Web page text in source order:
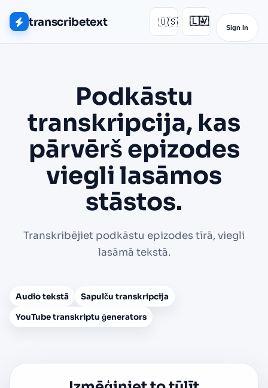
transcribetext 🇺🇸 🇱🇻
▾
Sign In
Podkāstu
transkripcija, kas
pārvērš epizodes
viegli lasāmos
stāstos.
Transkribējiet podkāstu epizodes tīrā, viegli
lasāmā tekstā.
Audio tekstā
Sapulču transkripcija
YouTube transkriptu ģenerators